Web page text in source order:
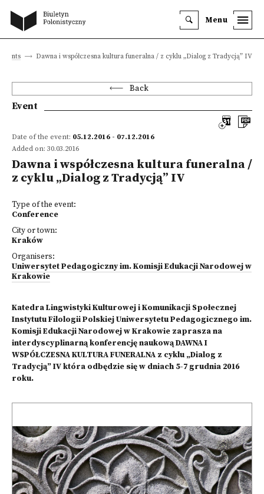
Menu
Events Dawna i współczesna kultura funeralna / z cyklu „Dialog z Tradycją” IV
Back
Event
Date of the event: 05.12.2016 - 07.12.2016
Added on: 30.03.2016
Dawna i współczesna kultura funeralna /
z cyklu „Dialog z Tradycją” IV
Type of the event:
Conference
City or town:
Kraków
Organisers:
Uniwersytet Pedagogiczny im. Komisji Edukacji Narodowej w
Krakowie
Katedra Lingwistyki Kulturowej i Komunikacji Społecznej
Instytutu Filologii Polskiej Uniwersytetu Pedagogicznego im.
Komisji Edukacji Narodowej w Krakowie zaprasza na
interdyscyplinarną konferencję naukową DAWNA I
WSPÓŁCZESNA KULTURA FUNERALNA z cyklu „Dialog z
Tradycją” IV która odbędzie się w dniach 5-7 grudnia 2016
roku.